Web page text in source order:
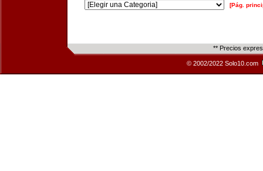
[Pág.
** Precios
© 2002/2022 Solo10.com